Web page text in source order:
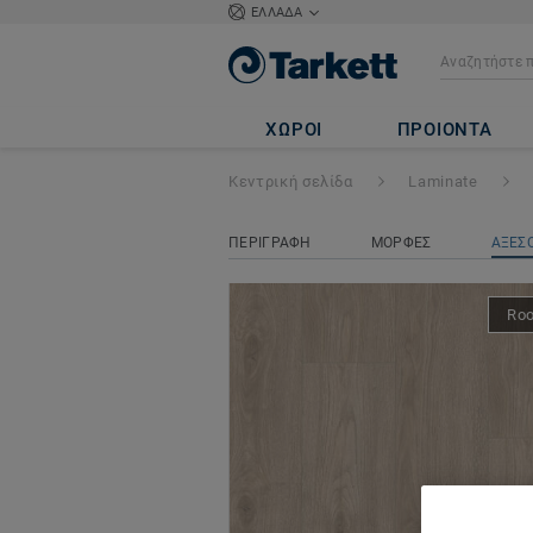
ΕΛΛΑΔΑ
ΧΩΡΟΙ ΠΡΟΙΟΝΤΑ
Woodstock -
Κεντρική σελίδα Laminate
ΠΕΡΙΓΡΑΦΗ ΜΟΡΦΕΣ